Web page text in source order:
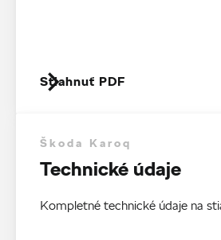
Stiahnuť PDF
Škoda Karoq
Technické údaje
Kompletné technické údaje na